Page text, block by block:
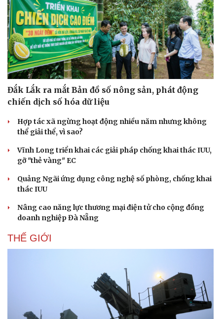
Đắk Lắk ra mắt Bản đồ số nông sản, phát động
chiến dịch số hóa dữ liệu
Hợp tác xã ngừng hoạt động nhiều năm nhưng không
thể giải thể, vì sao?
Vĩnh Long triển khai các giải pháp chống khai thác IUU,
gỡ "thẻ vàng" EC
Quảng Ngãi ứng dụng công nghệ số phòng, chống khai
thác IUU
Nâng cao năng lực thương mại điện tử cho cộng đồng
doanh nghiệp Đà Nẵng
THẾ GIỚI